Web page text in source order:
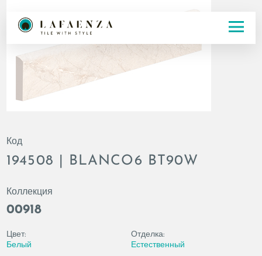
Код
194508 | BLANCO6 BT90W
Коллекция
00918
Цвет:
Белый
Отделка:
Естественный